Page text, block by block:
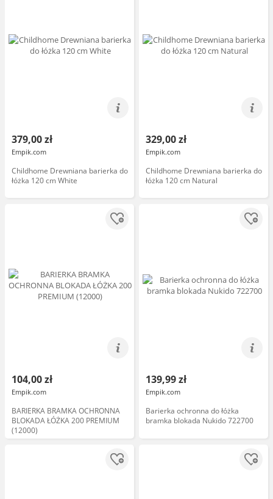
379,00 zł
Empik.com
Childhome Drewniana barierka do
łóżka 120 cm White
329,00 zł
Empik.com
Childhome Drewniana barierka do
łóżka 120 cm Natural
104,00 zł
Empik.com
BARIERKA BRAMKA OCHRONNA
BLOKADA ŁÓŻKA 200 PREMIUM
(12000)
139,99 zł
Empik.com
Barierka ochronna do łóżka
bramka blokada Nukido 722700